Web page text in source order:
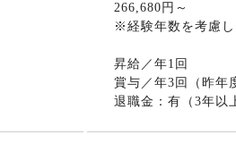
266,680円～
※経験年数を考慮
昇給／年1回
賞与／年3回（昨年
退職金：有（3年以